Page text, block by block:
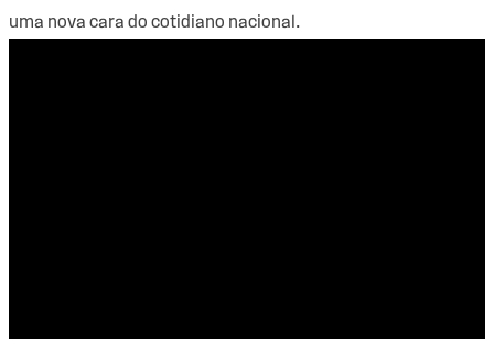
uma nova cara do cotidiano nacional.